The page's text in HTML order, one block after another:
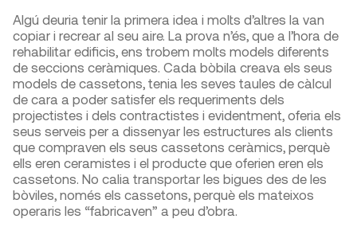
Algú deuria tenir la primera idea i molts d’altres la van
copiar i recrear al seu aire. La prova n’és, que a l’hora de
rehabilitar edificis, ens trobem molts models diferents
de seccions ceràmiques. Cada bòbila creava els seus
models de cassetons, tenia les seves taules de càlcul
de cara a poder satisfer els requeriments dels
projectistes i dels contractistes i evidentment, oferia els
seus serveis per a dissenyar les estructures als clients
que compraven els seus cassetons ceràmics, perquè
ells eren ceramistes i el producte que oferien eren els
cassetons. No calia transportar les bigues des de les
bòviles, només els cassetons, perquè els mateixos
operaris les “fabricaven” a peu d’obra.